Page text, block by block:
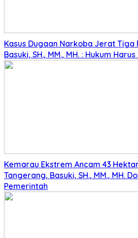
Kasus Dugaan Narkoba Jerat Tiga
Basuki, SH., MM., MH. : Hukum
Kemarau Ekstrem Ancam 43
Tangerang, Basuki, SH., MM., MH.
Pemerintah